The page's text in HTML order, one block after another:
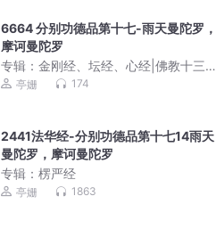
6664 分别功德品第十七-雨天曼陀罗，
摩诃曼陀罗
专辑：金刚经、坛经、心经|佛教十三经|
重点词语解读
亭姗 174
2441法华经-分别功德品第十七14雨天
曼陀罗，摩诃曼陀罗
专辑：楞严经
亭姗 1863